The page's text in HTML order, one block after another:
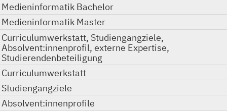
Medieninformatik Bachelor
Medieninformatik Master
Curriculumwerkstatt, Studiengangziele,
Absolvent:innenprofil, externe Expertise,
Studierendenbeteiligung
Curriculumwerkstatt
Studiengangziele
Absolvent:innenprofile